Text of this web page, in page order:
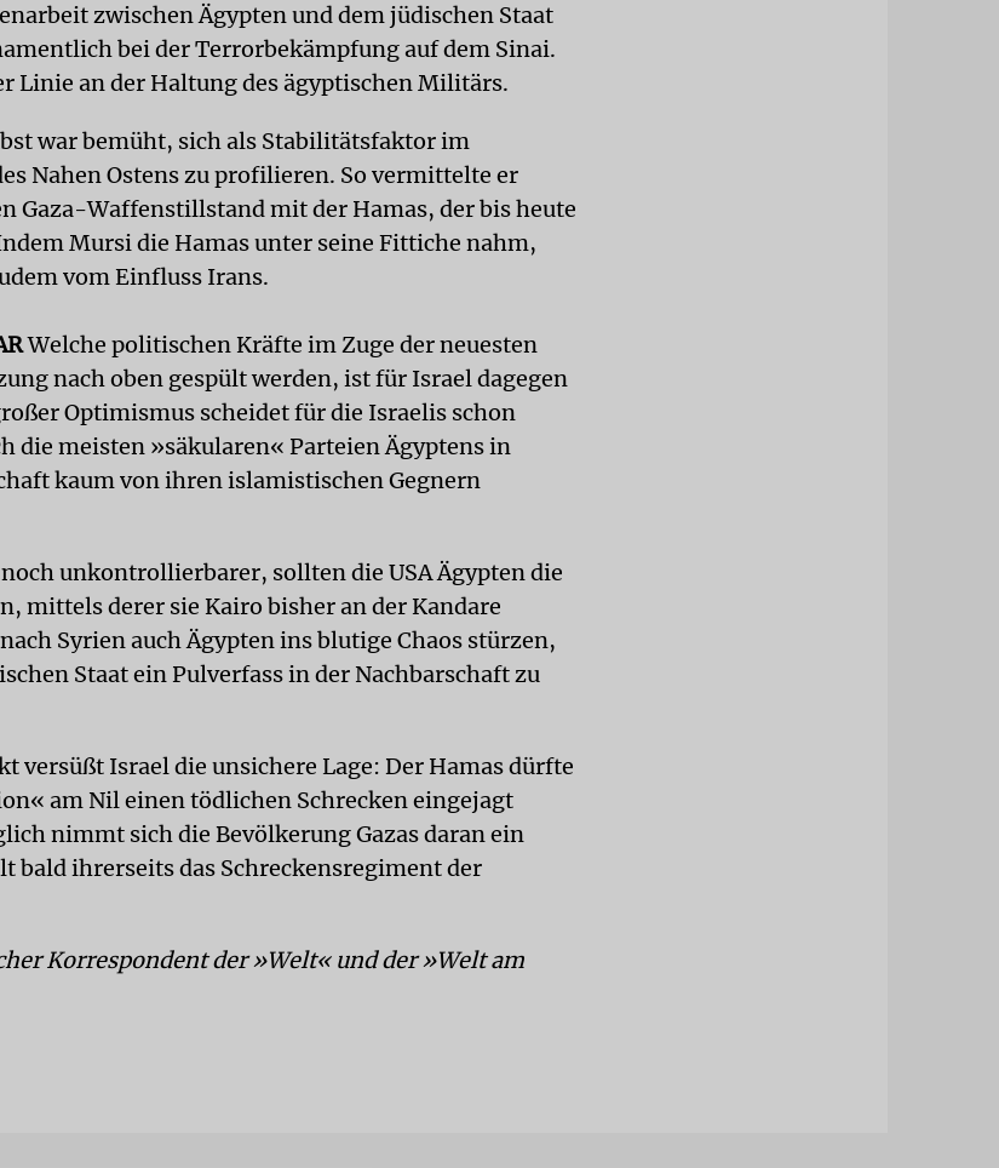
zwischen Ägypten und dem jüdischen Staat
bei der Terrorbekämpfung auf dem Sinai.
Linie an der Haltung des ägyptischen Militärs.
war bemüht, sich als Stabilitätsfaktor im
Nahen Ostens zu profilieren. So vermittelte er
Gaza-Waffenstillstand mit der Hamas, der bis heute
Mursi die Hamas unter seine Fittiche nahm,
vom Einfluss Irans.
Welche politischen Kräfte im Zuge der neuesten
nach oben gespült werden, ist für Israel dagegen
Optimismus scheidet für die Israelis schon
die meisten »säkularen« Parteien Ägyptens in
kaum von ihren islamistischen Gegnern
unkontrollierbarer, sollten die USA Ägypten die
mittels derer sie Kairo bisher an der Kandare
Syrien auch Ägypten ins blutige Chaos stürzen,
Staat ein Pulverfass in der Nachbarschaft zu
versüßt Israel die unsichere Lage: Der Hamas dürfte
am Nil einen tödlichen Schrecken eingejagt
nimmt sich die Bevölkerung Gazas daran ein
bald ihrerseits das Schreckensregiment der
Korrespondent der »Welt« und der »Welt am